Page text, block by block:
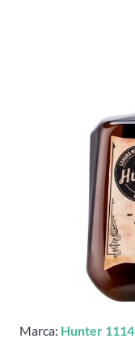
Marca: Hunter 1114